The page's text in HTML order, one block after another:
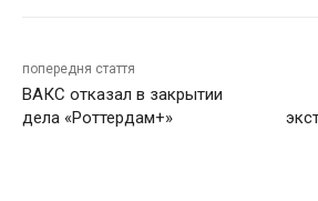
попередня стаття
ВАКС отказал в закрытии
дела «Роттердам+»